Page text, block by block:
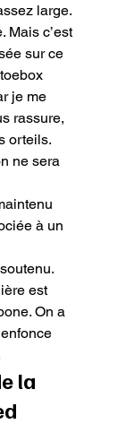
large.
Mais c’est
sur ce
je me
rassure,
orteils.
ne sera
à un
est
On a
la